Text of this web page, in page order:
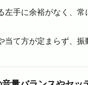
左手に余裕がなく、常
当て方が定まらず、